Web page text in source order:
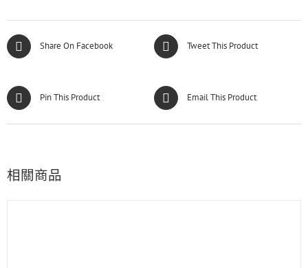
Share On Facebook Tweet This Product
Pin This Product Email This Product
相關商品